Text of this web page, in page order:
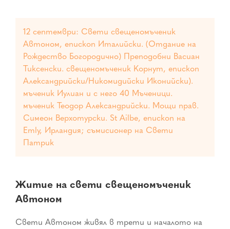
12 септември: Свети свещеномъченик
Автоном, епископ Италийски. (Отдание на
Рождество Богородично) Преподобни Васиан
Тиксенски. свещеномъченик Корнут, епископ
Александрийски/Никомидийски Иконийски).
мъченик Иулиан и с него 40 Мъченици.
мъченик Теодор Александрийски. Мощи прав.
Симеон Верхотурски. St Ailbe, епископ на
Emly, Ирландия; съмисионер на Свети
Патрик
Житие на свети свещеномъченик
Автоном
Свети Автоном живял в трети и началото на